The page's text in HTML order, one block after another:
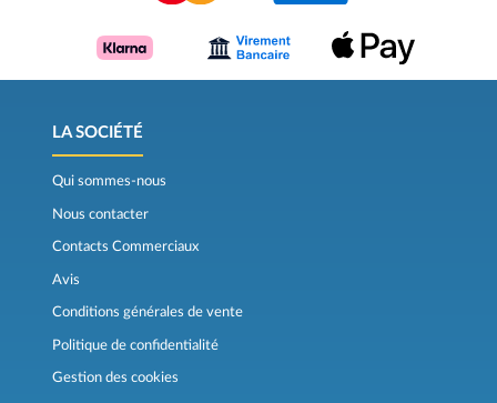
LA SOCIÉTÉ
Qui sommes-nous
Nous contacter
Contacts Commerciaux
Avis
Conditions générales de vente
Politique de confidentialité
Gestion des cookies